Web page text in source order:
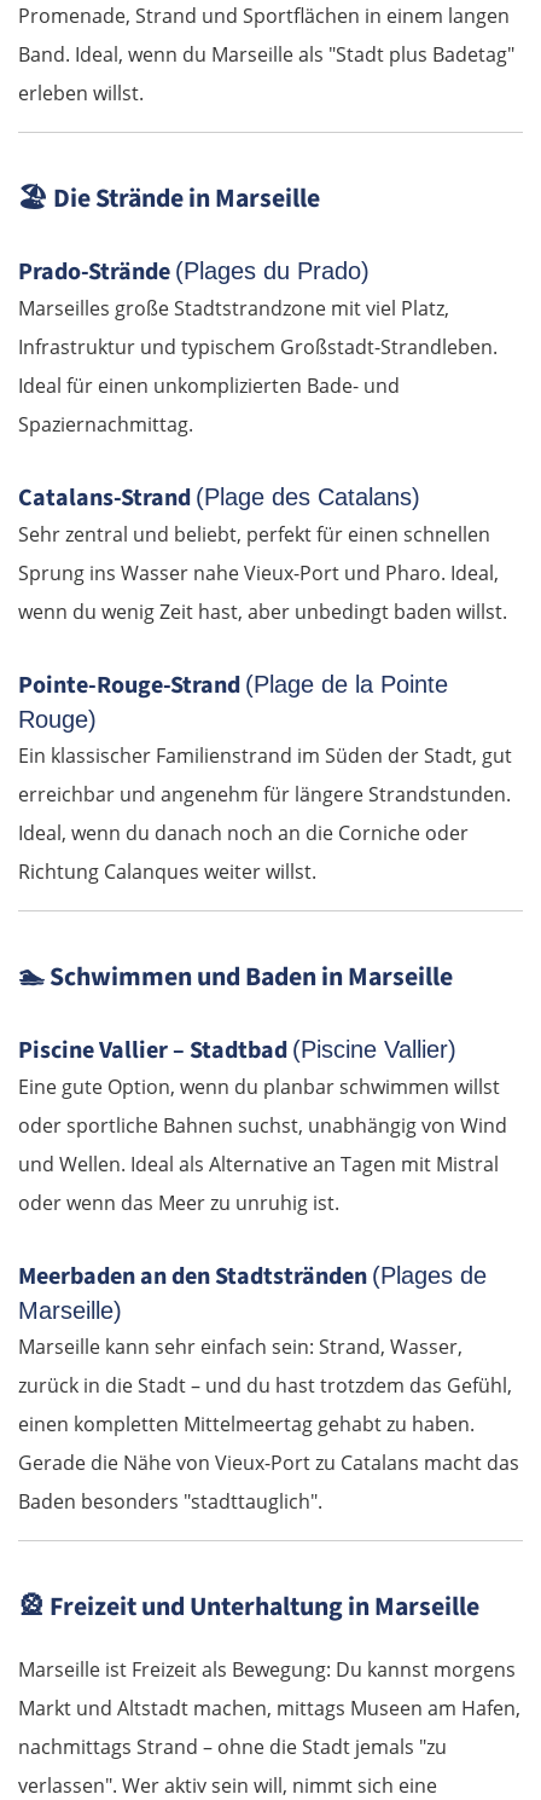
Promenade, Strand und Sportflächen in einem langen
Band. Ideal, wenn du Marseille als "Stadt plus Badetag"
erleben willst.
🏖️ Die Strände in Marseille
Prado-Strände (Plages du Prado)
Marseilles große Stadtstrandzone mit viel Platz,
Infrastruktur und typischem Großstadt-Strandleben.
Ideal für einen unkomplizierten Bade- und
Spaziernachmittag.
Catalans-Strand (Plage des Catalans)
Sehr zentral und beliebt, perfekt für einen schnellen
Sprung ins Wasser nahe Vieux-Port und Pharo. Ideal,
wenn du wenig Zeit hast, aber unbedingt baden willst.
Pointe-Rouge-Strand (Plage de la Pointe
Rouge)
Ein klassischer Familienstrand im Süden der Stadt, gut
erreichbar und angenehm für längere Strandstunden.
Ideal, wenn du danach noch an die Corniche oder
Richtung Calanques weiter willst.
🏊Schwimmen und Baden in Marseille
Piscine Vallier – Stadtbad (Piscine Vallier)
Eine gute Option, wenn du planbar schwimmen willst
oder sportliche Bahnen suchst, unabhängig von Wind
und Wellen. Ideal als Alternative an Tagen mit Mistral
oder wenn das Meer zu unruhig ist.
Meerbaden an den Stadtstränden (Plages de
Marseille)
Marseille kann sehr einfach sein: Strand, Wasser,
zurück in die Stadt – und du hast trotzdem das Gefühl,
einen kompletten Mittelmeertag gehabt zu haben.
Gerade die Nähe von Vieux-Port zu Catalans macht das
Baden besonders "stadttauglich".
🎡 Freizeit und Unterhaltung in Marseille
Marseille ist Freizeit als Bewegung: Du kannst morgens
Markt und Altstadt machen, mittags Museen am Hafen,
nachmittags Strand – ohne die Stadt jemals "zu
verlassen". Wer aktiv sein will, nimmt sich eine
Estland
Tallinn
Rapla
Pärnu
Lettland
Riga
Jelgava
Bauska
Vilnius
Alytus
Polen
Suwałki
Ełk
Łomża
Wyszków
Warschau
Żyrardów
Łódź
Posen